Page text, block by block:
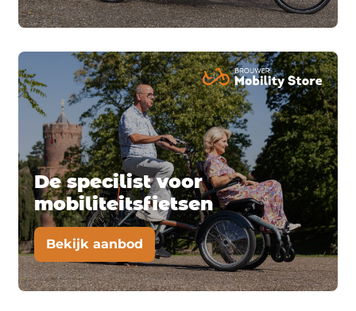
De specilist voor
mobiliteitsfietsen
Bekijk aanbod